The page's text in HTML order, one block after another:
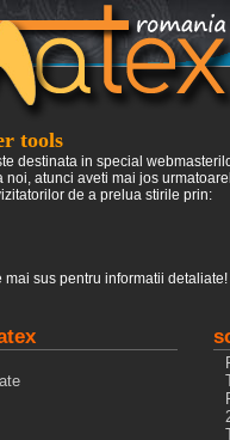
tools
destinata in special
noi, atunci aveti mai jos
de a prelua stirile prin:
sus pentru informatii detaliate!